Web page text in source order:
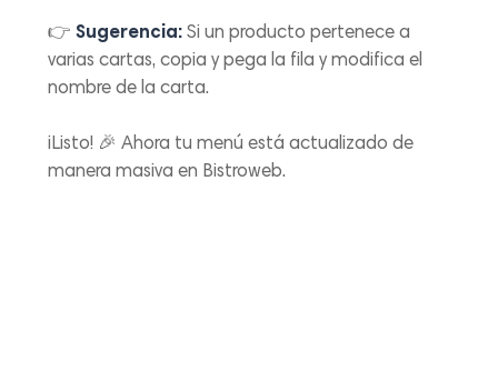
👉Sugerencia: Si un producto pertenece a
varias cartas, copia y pega la fila y modifica el
nombre de la carta.
¡Listo! 🎉 Ahora tu menú está actualizado de
manera masiva en Bistroweb.